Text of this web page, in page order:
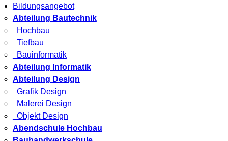
Bildungsangebot
Abteilung Bautechnik
Hochbau
Tiefbau
Bauinformatik
Abteilung Informatik
Abteilung Design
Grafik Design
Malerei Design
Objekt Design
Abendschule Hochbau